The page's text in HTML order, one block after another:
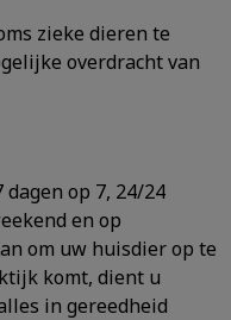
zieke dieren te
overdracht van
op 7, 24/24
en op
om uw huisdier op te
komt, dient u
in gereedheid